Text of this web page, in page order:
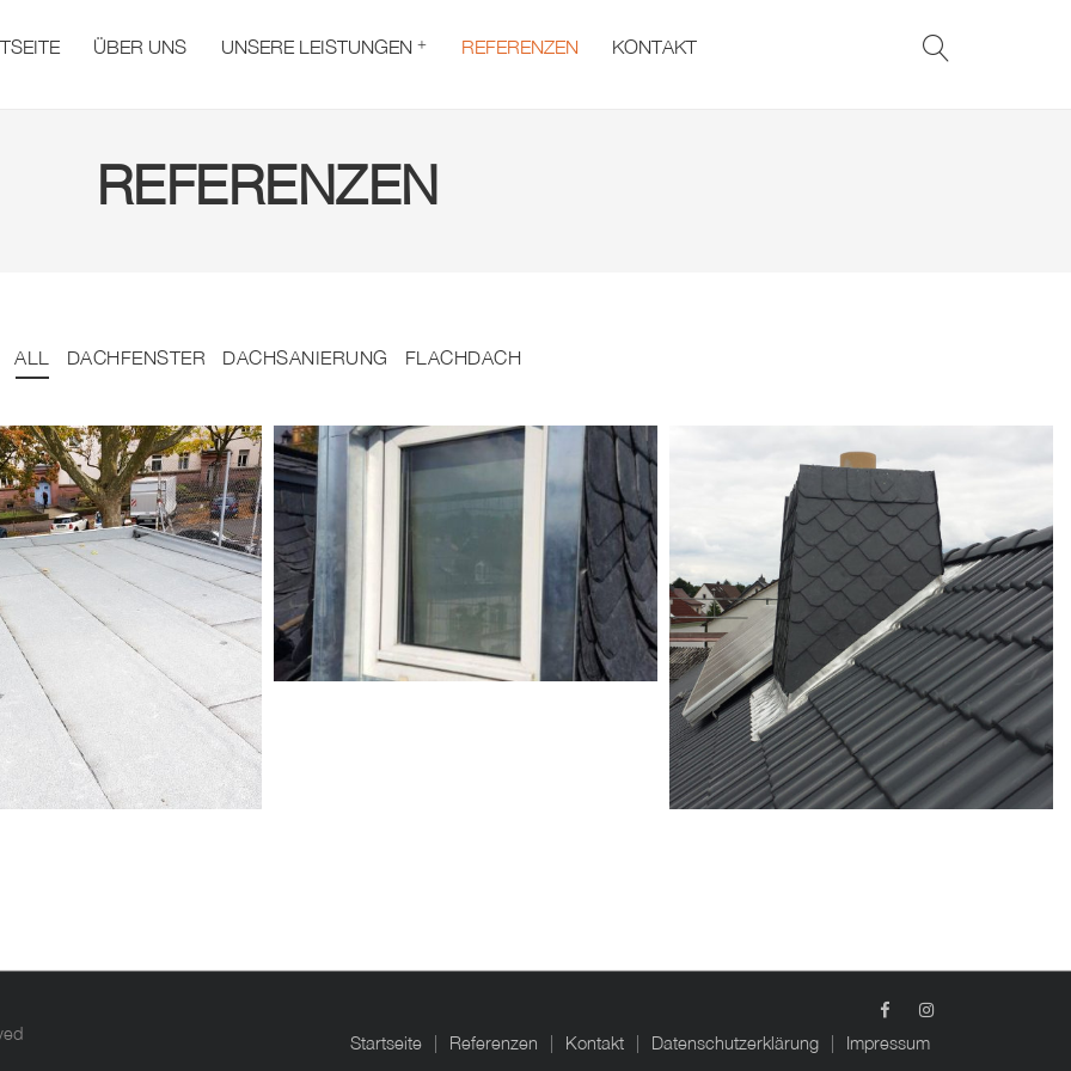
ÜBER UNS UNSERE LEISTUNGEN REFERENZEN KONTAKT
REFERENZEN
ALL DACHFENSTER DACHSANIERUNG FLACHDACH
Startseite Referenzen Kontakt Datenschutzerklärung Impressum